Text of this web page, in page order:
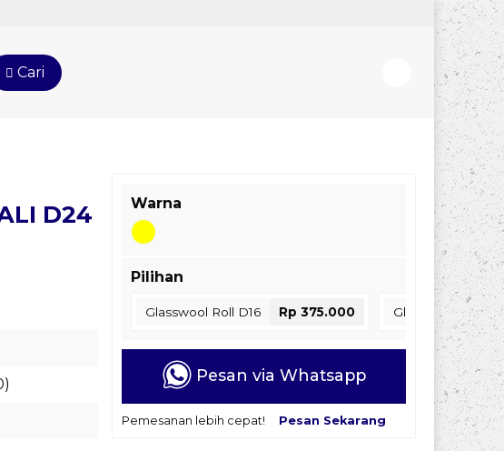
Cari
D24
Warna
Pilihan
Glasswool Roll D16 Rp 375.000 Glasswool Roll
Pesan via Whatsapp
Pemesanan lebih cepat! Pesan Sekarang